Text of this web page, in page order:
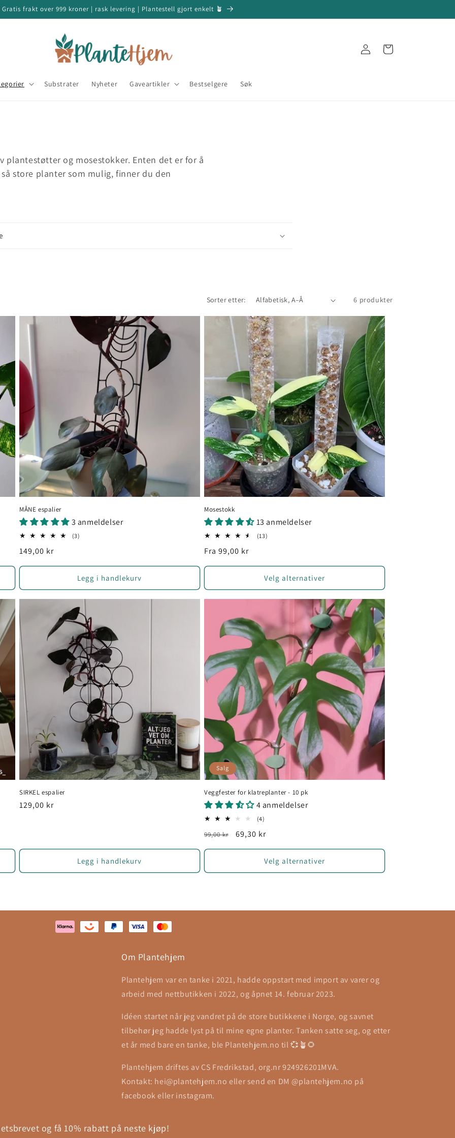
Gratis frakt over 999 kroner | rask levering | Plantestell gjort enkelt 🪴
Substrater Nyheter Gaveartikler Bestselgere Søk
inn
Handlekurv
og mosestokker. Enten det er for å
store planter som mulig, finner du den
Sorter etter: 6 produkter
MÅNE espalier
3 anmeldelser
(3)
Vanlig
pris
149,00 kr
Legg i handlekurv
Mosestokk
13 anmeldelser
(13)
Vanlig
pris
Fra 99,00 kr
Velg alternativer
SIRKEL espalier
Vanlig
129,00 kr
Legg i handlekurv
Salg
Veggfester for klatreplanter - 10 pk
4 anmeldelser
(4)
omtaler
Vanlig
pris
99,00 kr Salgspris
69,30 kr
Velg alternativer
Om Plantehjem
Plantehjem var en tanke i 2021, hadde oppstart med import av varer og
arbeid med nettbutikken i 2022, og åpnet 14. februar 2023.
Idéen startet når jeg vandret på de store butikkene i Norge, og savnet
tilbehør jeg hadde lyst på til mine egne planter. Tanken satte seg, og etter
et år med bare en tanke, ble Plantehjem.no til 💞🪴🌻
Plantehjem driftes av CS Fredrikstad, org.nr 924926201MVA.
Kontakt: hei@plantehjem.no eller send en DM @plantehjem.no på
facebook eller instagram.
og få 10% rabatt på neste kjøp!